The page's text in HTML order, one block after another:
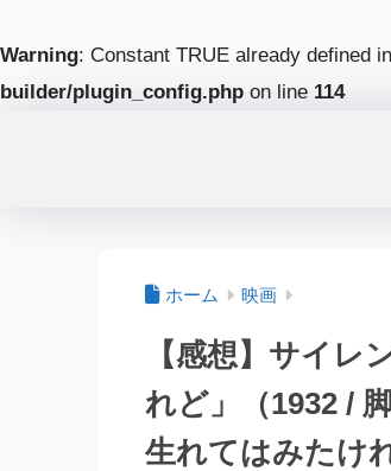
Warning: Constant TRUE already defined in
builder/plugin_config.php on line 114
ホーム 映画
【感想】サイレ
れど」（1932 /
生れてはみたけ